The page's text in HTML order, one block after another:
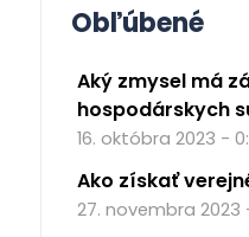
Obľúbené
Aký zmysel má
hospodárskych
16. októbra 2023 -
Ako získať
27. novembra 2023